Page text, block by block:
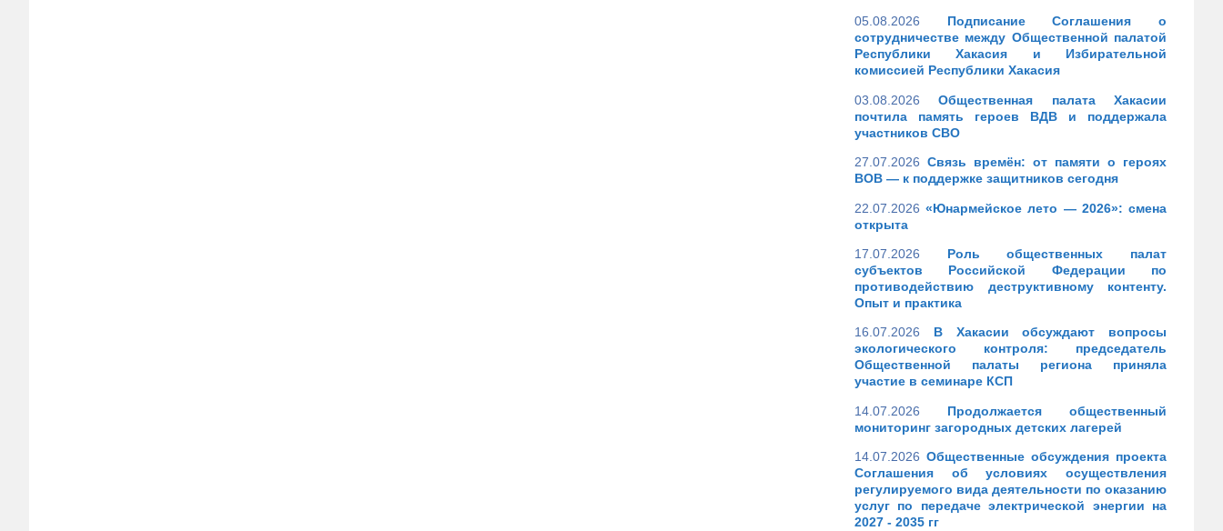
05.08.2026
Подписание Соглашения о
сотрудничестве между Общественной палатой
Республики Хакасия и Избирательной
комиссией Республики Хакасия
03.08.2026
Общественная палата Хакасии
почтила память героев ВДВ и поддержала
участников СВО
27.07.2026 Связь времён: от памяти о героях
ВОВ — к поддержке защитников сегодня
22.07.2026 «Юнармейское лето — 2026»: смена
открыта
17.07.2026
Роль общественных палат
субъектов Российской Федерации по
противодействию деструктивному контенту.
Опыт и практика
16.07.2026
В Хакасии обсуждают вопросы
экологического контроля: председатель
Общественной палаты региона приняла
участие в семинаре КСП
14.07.2026
Продолжается общественный
мониторинг загородных детских лагерей
14.07.2026 Общественные обсуждения проекта
Соглашения об условиях осуществления
регулируемого вида деятельности по оказанию
услуг по передаче электрической энергии на
2027 - 2035 гг